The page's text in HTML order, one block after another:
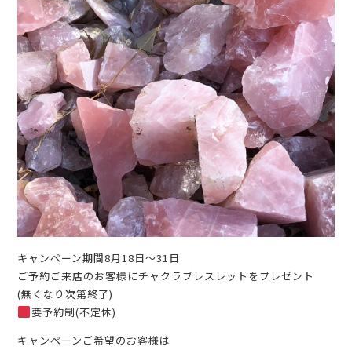
キャンペーン期間8月18日〜31日
ご予約ご来店のお客様にチャクラブレスレットをプレゼント
(無くなり次第終了)
要予約制(不定休)
キャンペーンご希望のお客様は